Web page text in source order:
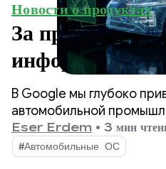
Новости о продуктах
За пределами
расширение
Android
В Google мы глубоко
автомобильной
как поставщик
трансформации отрасли.
Eser Erdem • 3 мин
#Автомобильные ОС